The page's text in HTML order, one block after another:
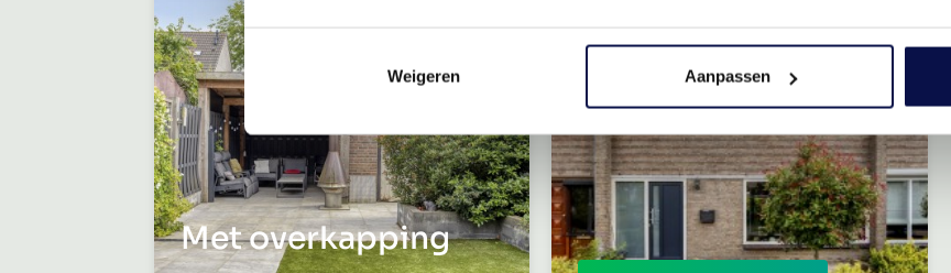
Weigeren Aanpassen
Met overkapping